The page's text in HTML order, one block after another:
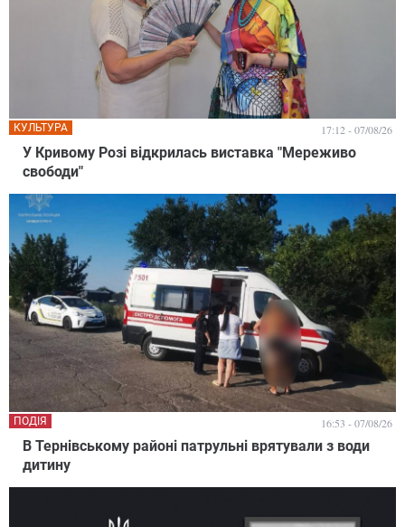
У Кривому Розі відкрилась виставка "Мереживо
свободи"
КУЛЬТУРА 17:12 - 07/08/26
В Тернівському районі патрульні врятували з води
дитину
ПОДІЯ 16:53 - 07/08/26